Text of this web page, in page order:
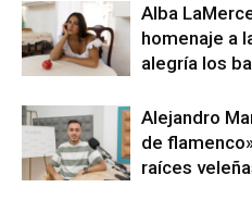
Alba
homenaje a
alegría los
Alejandro
de
raíces